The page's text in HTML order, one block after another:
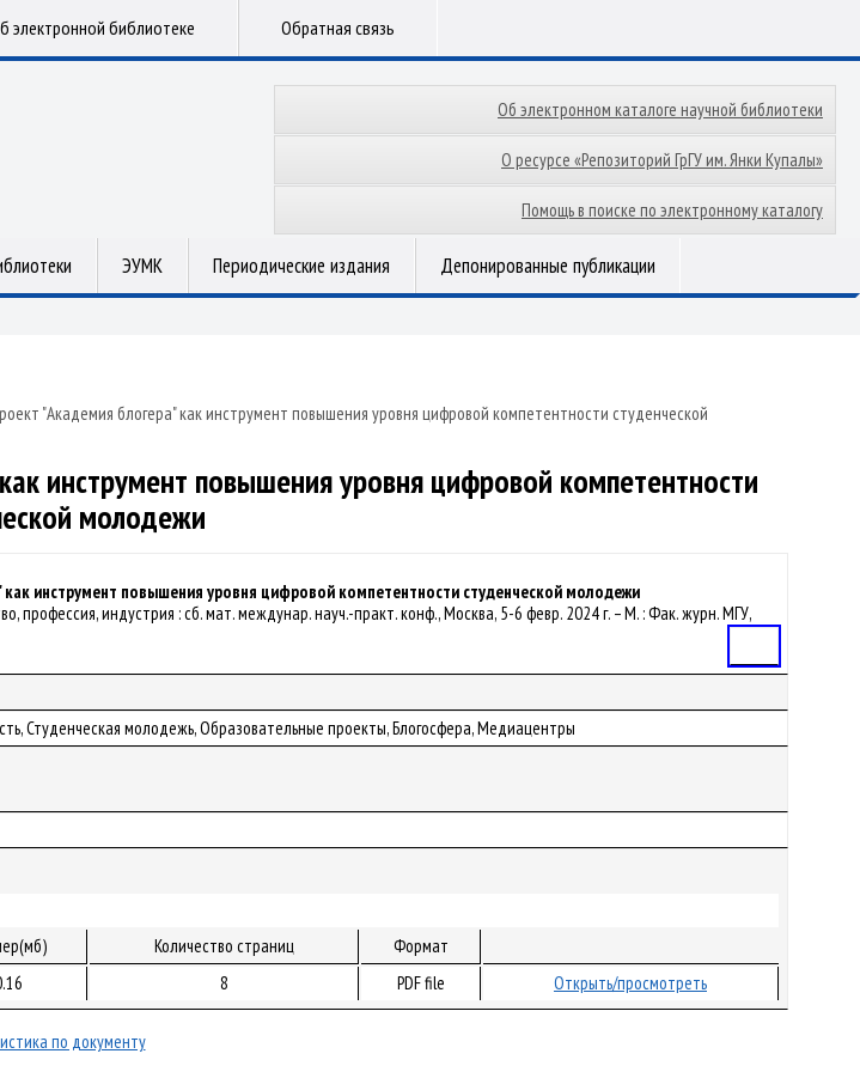
электронной библиотеке Обратная связь
Об электронном каталоге научной библиотеки
О ресурсе «Репозиторий ГрГУ им. Янки Купалы»
Помощь в поиске по электронному каталогу
ЭУМК Периодические издания Депонированные публикации
"Академия блогера" как инструмент повышения уровня цифровой компетентности студенческой
инструмент повышения уровня цифровой компетентности
молодежи
инструмент повышения уровня цифровой компетентности студенческой молодежи
профессия, индустрия : сб. мат. междунар. науч.-практ. конф., Москва, 5-6 февр. 2024 г. – М. : Фак. журн. МГУ,
Студенческая молодежь, Образовательные проекты, Блогосфера, Медиацентры
Количество страниц
Формат
8 PDF file Открыть/просмотреть
по документу